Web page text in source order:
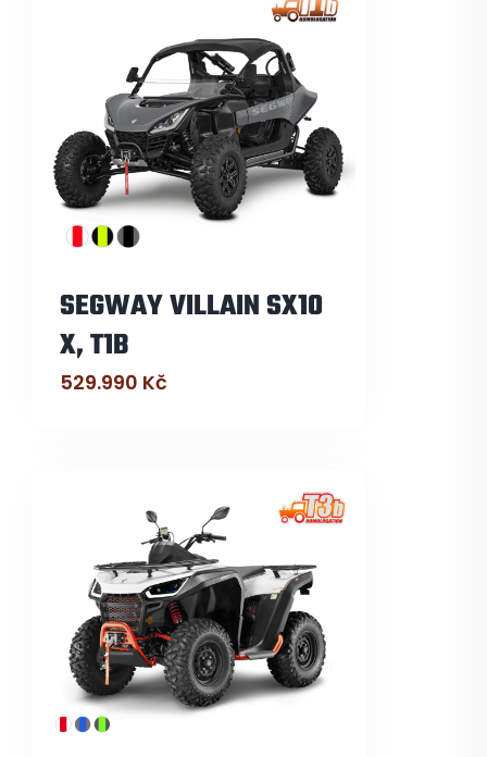
SEGWAY VILLAIN SX10
X, T1B
529.990 Kč